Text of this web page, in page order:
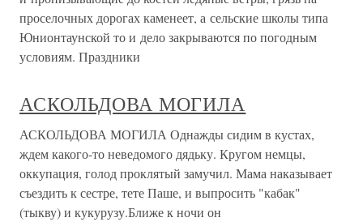
проселочных дорогах каменеет, а сельские школы типа
Юнионтаунской то и дело закрываются по погодным
условиям. Праздники
АСКОЛЬДОВА МОГИЛА
АСКОЛЬДОВА МОГИЛА Однажды сидим в кустах,
ждем какого-то неведомого дядьку. Кругом немцы,
оккупация, голод проклятый замучил. Мама наказывает
съездить к сестре, тете Паше, и выпросить "кабак"
(тыкву) и кукурузу.Ближе к ночи он